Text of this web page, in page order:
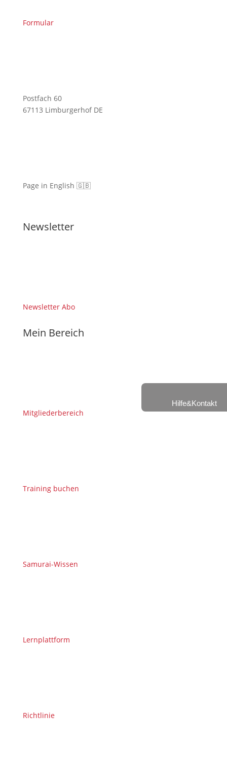
Formular
Postfach 60
67113 Limburgerhof DE
Page in English 🇬🇧
Newsletter
Newsletter Abo
Mein Bereich
Mitgliederbereich
Training buchen
Samurai-Wissen
Lernplattform
Richtlinie
Hilfe&Kontakt